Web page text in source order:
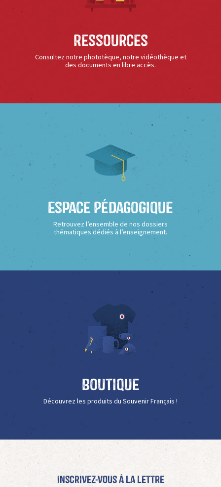
Ressources
Consultez notre phototèque, notre vidéothèque et
des documents en libre accès.
Espace Pédagogique
Retrouvez l’ensemble de nos dossiers
thématiques dédiés à l’enseignement.
Boutique
Découvrez les produits du Souvenir Français !
Inscrivez-vous à La Lettre